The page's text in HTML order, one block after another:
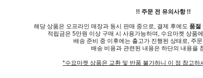
!! 주문 전 유의사항 !!
해당 상품은 오프라인 매장과 동시 판매 중으로, 결제 후에도 품절
적립금은 5만원 이상 구매 시 사용가능하며, 수요마켓 상품
배송 준비 중 이후에는 출고가 진행된 상태로, 주
배송 비용과 관련된 내용은 하단의 내용을
*수요마켓 상품은 교환 및 반품 불가하니 이 점 참고하